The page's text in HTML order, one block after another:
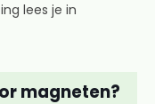
lees je in
magneten?